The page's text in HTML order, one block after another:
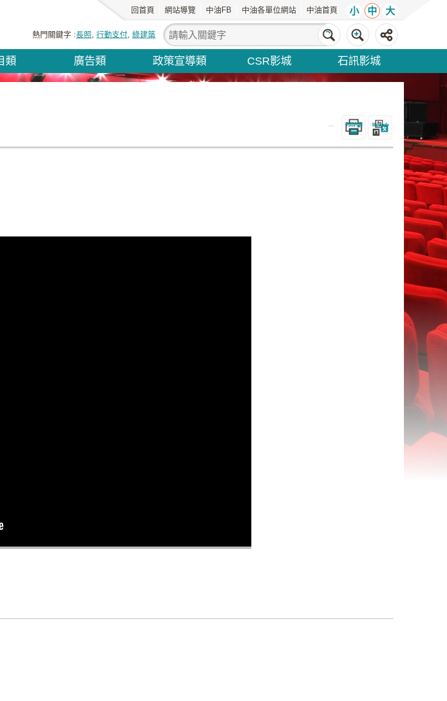
回首頁 網站導覽 中油FB 中油各單位網站 中油首頁 小 中 大
熱門關鍵字 長照 行動支付 綠建築
類 廣告類 政策宣導類 CSR影城 石訊影城
列印內容 Bopomofo